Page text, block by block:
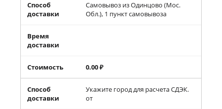
Способ
доставки
Самовывоз из Одинцово (Мос.
Обл.), 1 пункт самовывоза
Время
доставки
Стоимость 0.00 ₽
Способ
доставки
Укажите город для расчета СДЭК.
от